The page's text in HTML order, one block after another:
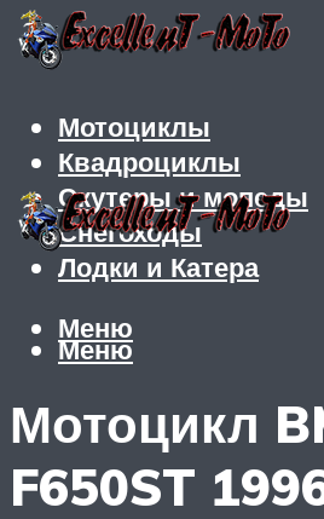
Мотоциклы
Квадроциклы
Скутеры и мопеды
Снегоходы
Лодки и Катера
Меню
Меню
Мотоцикл
F650ST